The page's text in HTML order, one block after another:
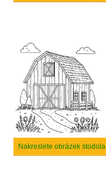
Nakreslete obrázek stodola